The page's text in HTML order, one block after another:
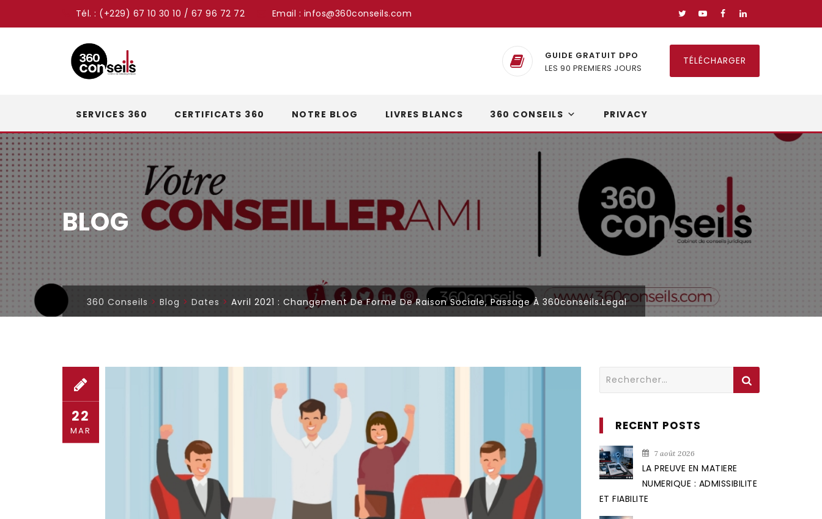
Tél. : (+229) 67 10 30 10 / 67 96 72 72 Email : infos@360conseils.com
GUIDE GRATUIT DPO
LES 90 PREMIERS JOURS
TÉLÉCHARGER
content
SERVICES 360 CERTIFICATS 360 NOTRE BLOG LIVRES BLANCS 360 CONSEILS PRIVACY
BLOG
360 Conseils > Blog > Dates > Avril 2021 : Changement De Forme De Raison Sociale, Passage À 360conseils.legal
22
MAR
Rechercher :
RECENT POSTS
7 août 2026
LA PREUVE EN MATIERE
NUMERIQUE : ADMISSIBILITE
ET FIABILITE